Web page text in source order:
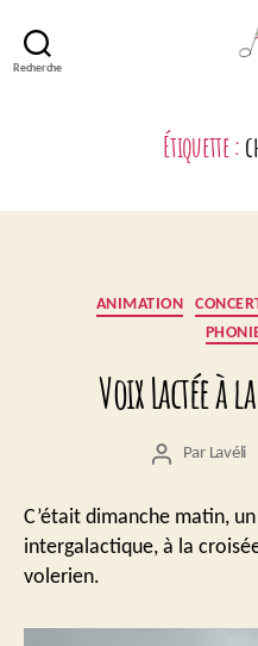
Recherche
Étiquette :
ANIMATION
Voix Lactée à
Auteur
l’article
Par Lavéli
C’était dimanche matin,
intergalactique, à la
volerien.